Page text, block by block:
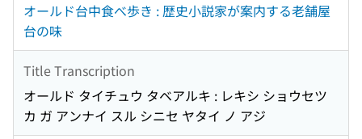
オールド台中食べ歩き : 歴史小説家が案内する老舗屋
台の味
Title Transcription
オールド タイチュウ タベアルキ : レキシ ショウセツ
カ ガ アンナイ スル シニセ ヤタイ ノ アジ